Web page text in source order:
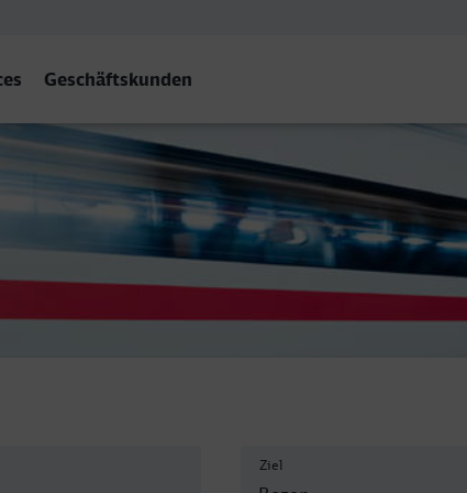
Geschäftskunden
Bozen
Ziel